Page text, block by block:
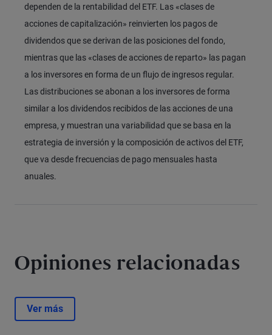
dependen de la rentabilidad del ETF. Las «clases de
acciones de capitalización» reinvierten los pagos de
dividendos que se derivan de las posiciones del fondo,
mientras que las «clases de acciones de reparto» las pagan
a los inversores en forma de un flujo de ingresos regular.
Las distribuciones se abonan a los inversores de forma
similar a los dividendos recibidos de las acciones de una
empresa, y muestran una variabilidad que se basa en la
estrategia de inversión y la composición de activos del ETF,
que va desde frecuencias de pago mensuales hasta
anuales.
Opiniones relacionadas
Ver más